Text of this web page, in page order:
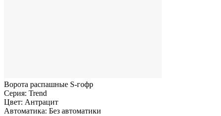
Ворота распашные S-гофр
Серия: Trend
Цвет: Антрацит
Автоматика: Без автоматики